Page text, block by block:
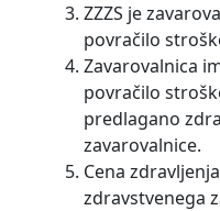
ZZZS je
povračilo
Zavarovalnica
povračilo
predlagano
zavarovalnice.
Cena
zdravstvenega